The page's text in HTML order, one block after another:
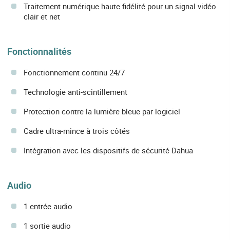
Traitement numérique haute fidélité pour un signal vidéo
clair et net
Fonctionnalités
Fonctionnement continu 24/7
Technologie anti-scintillement
Protection contre la lumière bleue par logiciel
Cadre ultra-mince à trois côtés
Intégration avec les dispositifs de sécurité Dahua
Audio
1 entrée audio
1 sortie audio